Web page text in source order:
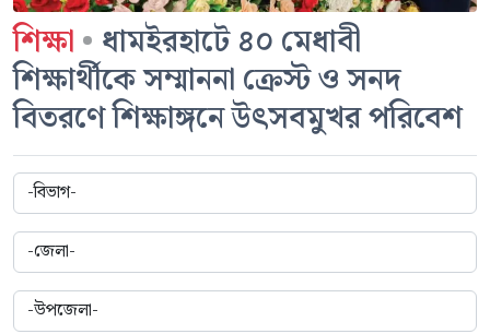
শিক্ষা • ধামইরহাটে ৪০ মেধাবী
শিক্ষার্থীকে সম্মাননা ক্রেস্ট ও সনদ
বিতরণে শিক্ষাঙ্গনে উৎসবমুখর পরিবেশ